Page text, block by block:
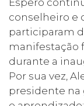
Espero
conselheiro e
participaram
manifestação
durante a
Por sua vez,
presidente na